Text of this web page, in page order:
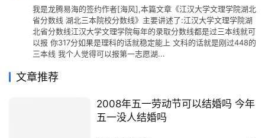
我是龙腾易海的签约作者[海风],本篇文章《江汉大学文理学院湖北
省分数线 湖北三本院校分数线》主要讲述了:江汉大学文理学院湖
北省分数线江汉大学文理学院每年的录取分数线都是过三本线就可
以报 你317分如果是理科的话就稳定能上 文科的话就是刚过448的
三本线 我个人觉得可以报第一志愿湖...
文章推荐
2008年五一劳动节可以结婚吗 今年
五一没人结婚吗